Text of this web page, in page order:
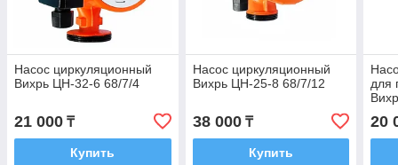
Насос циркуляционный
Вихрь ЦН-32-6 68/7/4
21 000 ₸
Купить
Насос циркуляционный
Вихрь ЦН-25-8 68/7/12
38 000₸
Купить
для
20